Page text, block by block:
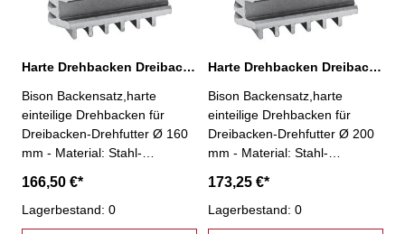
Harte Drehbacken Dreibacken-Drehfutter Ø 160 mm
Bison Backensatz,harte
einteilige Drehbacken für
Dreibacken-Drehfutter Ø 160
mm - Material: Stahl-
Satz
166,50 €*
Lagerbestand: 0
Harte Drehbacken Dreibacken-Drehfutter Ø 200 mm
Bison Backensatz,harte
einteilige Drehbacken für
Dreibacken-Drehfutter Ø 200
mm - Material: Stahl-
Satz
173,25 €*
Lagerbestand: 0